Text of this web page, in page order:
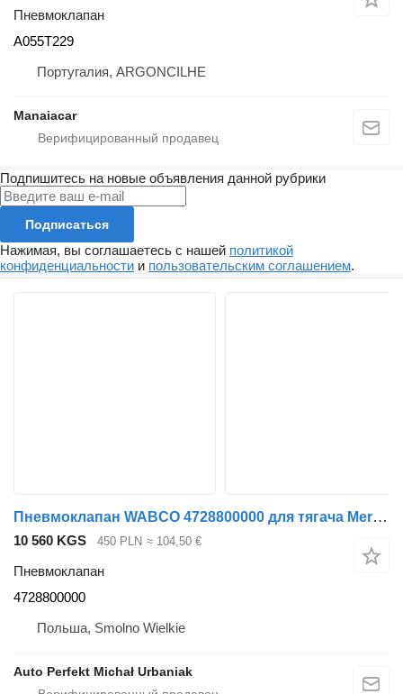
Пневмоклапан
A055T229
Португалия, ARGONCILHE
Manaiacar
Подпишитесь на новые объявления данной рубрики
Подписаться
Нажимая, вы соглашаетесь с нашей политикой
конфиденциальности и пользовательским соглашением.
Пневмоклапан WABCO 4728800000 для тягача Mercedes-Benz ASctors, Atego, Axor, Econic
10 560 KGS 450 PLN ≈ 104,50 €
Пневмоклапан
4728800000
Польша, Smolno Wielkie
Auto Perfekt Michał Urbaniak